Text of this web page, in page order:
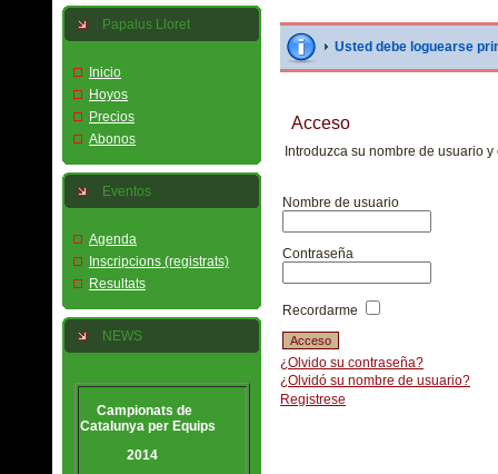
Papalus Lloret
Inicio
Hoyos
Precios
Abonos
Eventos
Agenda
Inscripcions (registrats)
Resultats
NEWS
Campionats de
Catalunya per Equips
2014
Usted debe loguearse
Acceso
Introduzca su nombre de usuario
Nombre de usuario
Contraseña
Recordarme
¿Olvido su contraseña?
¿Olvidó su nombre de usuario?
Registrese